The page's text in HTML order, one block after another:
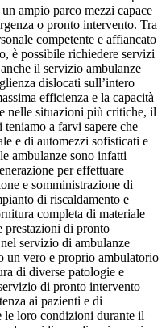
ampio parco mezzi capace
o pronto intervento. Tra
competente e affiancato
è possibile richiedere servizi
il servizio ambulanze
dislocati sull’intero
efficienza e la capacità
nelle situazioni più critiche, il
a farvi sapere che
e di automezzi sofisticati e
ambulanze sono infatti
per effettuare
e somministrazione di
di riscaldamento e
completa di materiale
prestazioni di pronto
servizio di ambulanze
un vero e proprio ambulatorio
di diverse patologie e
di pronto intervento
ai pazienti e di
le loro condizioni durante il